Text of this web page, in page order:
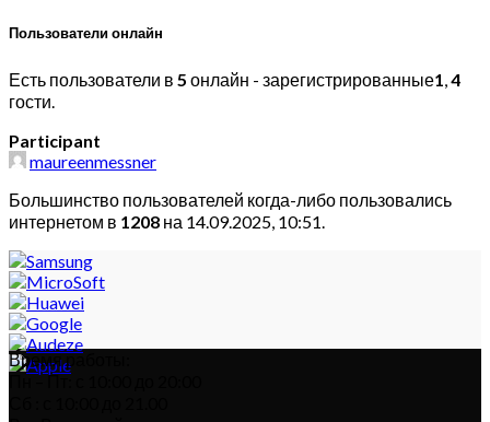
Пользователи онлайн
Есть пользователи в 5 онлайн - зарегистрированные1,4
гости.
Participant
maureenmessner
Большинство пользователей когда-либо пользовались
интернетом в 1208 на 14.09.2025, 10:51.
Время работы:
Пн – Пт: с 10:00 до 20:00